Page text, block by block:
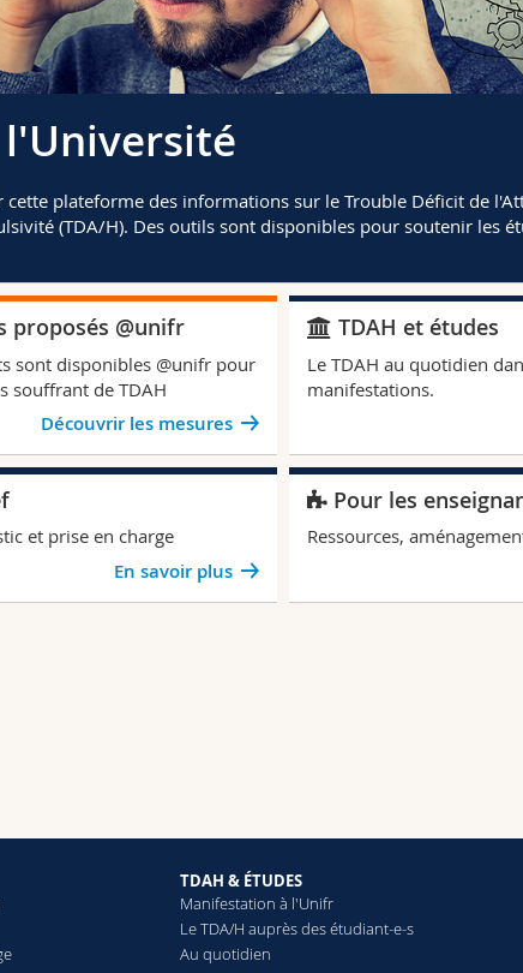
l'Université
cette plateforme des informations sur le Trouble Déficit de
(TDA/H). Des outils sont disponibles pour soutenir les
proposés @unifr
sont disponibles @unifr pour
souffrant de TDAH
Découvrir les mesures
TDAH et études
Le TDAH au quotidien
manifestations.
et prise en charge
En savoir plus
Pour les
Ressources,
TDAH & ÉTUDES
Manifestation à l'Unifr
Le TDA/H auprès des étudiant-e-s
Au quotidien